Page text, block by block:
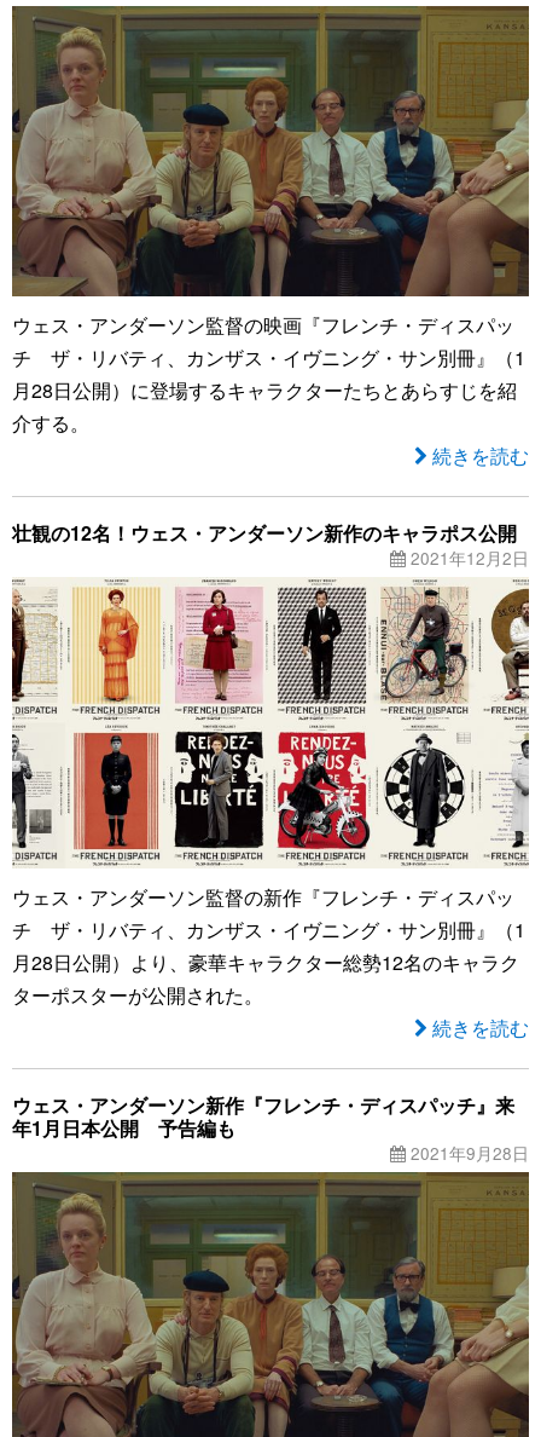
ウェス・アンダーソン監督の映画『フレンチ・ディスパッ
チ ザ・リバティ、カンザス・イヴニング・サン別冊』（1
月28日公開）に登場するキャラクターたちとあらすじを紹
介する。
続きを読む
壮観の12名！ウェス・アンダーソン新作のキャラポス公開
2021年12月2日
ウェス・アンダーソン監督の新作『フレンチ・ディスパッ
チ ザ・リバティ、カンザス・イヴニング・サン別冊』（1
月28日公開）より、豪華キャラクター総勢12名のキャラク
ターポスターが公開された。
続きを読む
ウェス・アンダーソン新作『フレンチ・ディスパッチ』来
年1月日本公開 予告編も
2021年9月28日